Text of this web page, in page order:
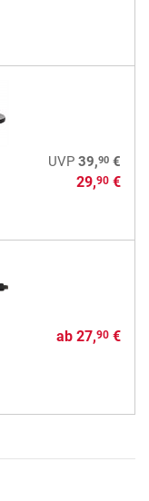
UVP 39,90€
29,90€
ab 27,90€